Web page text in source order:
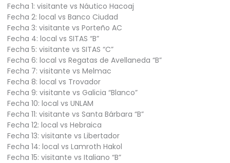
Fecha 1: visitante vs Náutico Hacoaj
Fecha 2: local vs Banco Ciudad
Fecha 3: visitante vs Porteño AC
Fecha 4: local vs SITAS “B”
Fecha 5: visitante vs SITAS “C”
Fecha 6: local vs Regatas de Avellaneda “B”
Fecha 7: visitante vs Melmac
Fecha 8: local vs Trovador
Fecha 9: visitante vs Galicia “Blanco”
Fecha 10: local vs UNLAM
Fecha 11: visitante vs Santa Bárbara “B”
Fecha 12: local vs Hebraica
Fecha 13: visitante vs Libertador
Fecha 14: local vs Lamroth Hakol
Fecha 15: visitante vs Italiano “B”